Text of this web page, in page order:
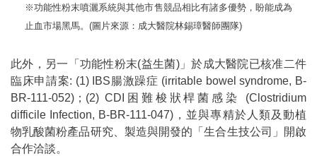
※功能性粉末噴灑系統與其他市售競品相比有諸多優勢，盼能成為
止血市場黑馬。(圖片來源：成大醫院林錫璋醫師團隊)
此外，另一「功能性粉末(益生菌)」於成大醫院已核准二件
臨床申請案: (1) IBS腸激躁症 (irritable bowel syndrome, B-
BR-111-052)；(2) CDI困難梭狀桿菌感染 (Clostridium
difficile Infection, B-BR-111-047)，並與專精於人類及動植
物乳酸菌粉產品研究、製造與開發的「生合生技公司」開啟
合作洽談。